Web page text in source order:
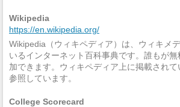
Wikipedia
https://en.wikipedia.org/
Wikipedia（ウィキペディア）は、ウィキメ
いるインターネット百科事典です。誰もが
加できます。ウィキペディア上に掲載され
参照しています。
College Scorecard